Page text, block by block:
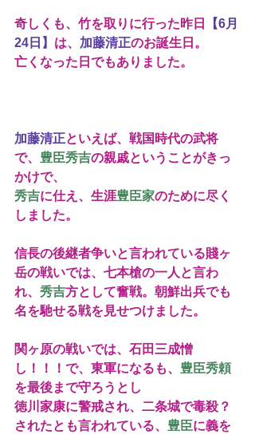
奇しくも、竹を取りに行った昨日
【6月
24日】 は、 加藤清正のお誕生日。
亡くなった日でもありました。
加藤清正といえば、戦国時代の武将
で、 豊臣秀吉の親戚ということがきっ
かけで、
秀吉に仕え、生涯豊臣家のために尽く
しました。
信長の後継者争いと言われている賤ヶ
岳の戦いでは、七本槍の一人と言わ
れ、 秀吉方として奮戦。朝鮮出兵でも
名を馳せる戦を見せつけました。
関ヶ原の戦いでは、石田三成憎
し！！！で、東軍になるも、 豊臣秀頼
を最後まで守ろうとし
徳川家康に警戒され、二条城で毒殺？
されたとも言われている、 豊臣に義を